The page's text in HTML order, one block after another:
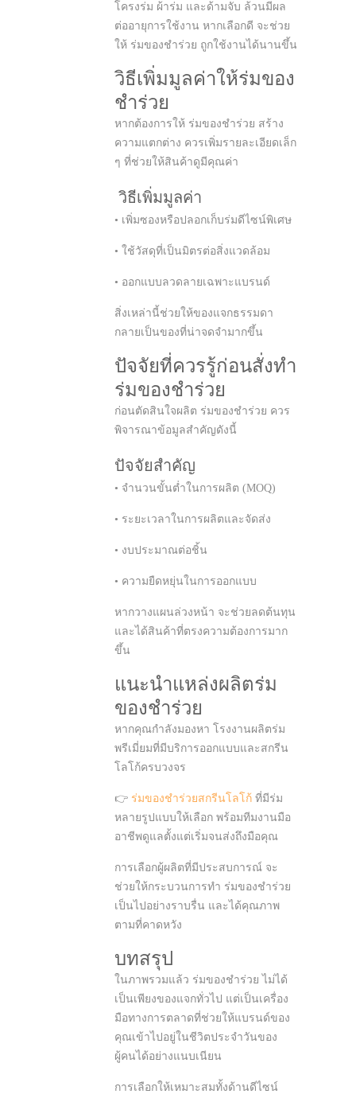
โครงร่ม ผ้าร่ม และด้ามจับ ล้วนมีผล
ต่ออายุการใช้งาน หากเลือกดี จะช่วย
ให้ ร่มของชำร่วย ถูกใช้งานได้นานขึ้น
วิธีเพิ่มมูลค่าให้ร่มของ
ชำร่วย
หากต้องการให้ ร่มของชำร่วย สร้าง
ความแตกต่าง ควรเพิ่มรายละเอียดเล็ก
ๆ ที่ช่วยให้สินค้าดูมีคุณค่า
วิธีเพิ่มมูลค่า
• เพิ่มซองหรือปลอกเก็บร่มดีไซน์พิเศษ
• ใช้วัสดุที่เป็นมิตรต่อสิ่งแวดล้อม
• ออกแบบลวดลายเฉพาะแบรนด์
สิ่งเหล่านี้ช่วยให้ของแจกธรรมดา
กลายเป็นของที่น่าจดจำมากขึ้น
ปัจจัยที่ควรรู้ก่อนสั่งทำ
ร่มของชำร่วย
ก่อนตัดสินใจผลิต ร่มของชำร่วย ควร
พิจารณาข้อมูลสำคัญดังนี้
ปัจจัยสำคัญ
• จำนวนขั้นต่ำในการผลิต (MOQ)
• ระยะเวลาในการผลิตและจัดส่ง
• งบประมาณต่อชิ้น
• ความยืดหยุ่นในการออกแบบ
หากวางแผนล่วงหน้า จะช่วยลดต้นทุน
และได้สินค้าที่ตรงความต้องการมาก
ขึ้น
แนะนำแหล่งผลิตร่ม
ของชำร่วย
หากคุณกำลังมองหา โรงงานผลิตร่ม
พรีเมี่ยมที่มีบริการออกแบบและสกรีน
โลโก้ครบวงจร
👉 ร่มของชำร่วยสกรีนโลโก้ ที่มีร่ม
หลายรูปแบบให้เลือก พร้อมทีมงานมือ
อาชีพดูแลตั้งแต่เริ่มจนส่งถึงมือคุณ
การเลือกผู้ผลิตที่มีประสบการณ์ จะ
ช่วยให้กระบวนการทำ ร่มของชำร่วย
เป็นไปอย่างราบรื่น และได้คุณภาพ
ตามที่คาดหวัง
บทสรุป
ในภาพรวมแล้ว ร่มของชำร่วย ไม่ได้
เป็นเพียงของแจกทั่วไป แต่เป็นเครื่อง
มือทางการตลาดที่ช่วยให้แบรนด์ของ
คุณเข้าไปอยู่ในชีวิตประจำวันของ
ผู้คนได้อย่างแนบเนียน
การเลือกให้เหมาะสมทั้งด้านดีไซน์